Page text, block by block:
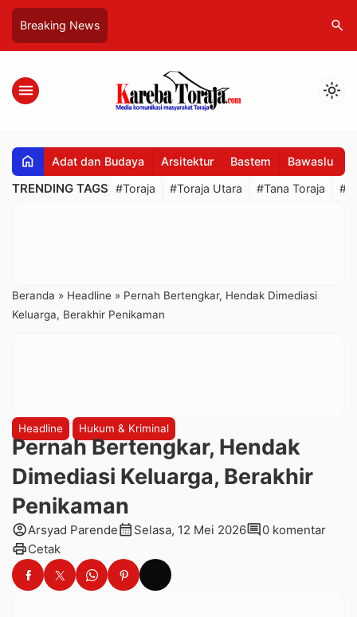
Breaking News search
menu light_mode
home Adat dan Budaya Arsitektur Bastem Bawaslu
TRENDING TAGS #Toraja #Toraja Utara #Tana Toraja
Beranda » Headline » Pernah Bertengkar, Hendak Dimediasi
Keluarga, Berakhir Penikaman
Headline Hukum & Kriminal
Pernah Bertengkar, Hendak
Dimediasi Keluarga, Berakhir
Penikaman
account_circleArsyad Parendecalendar_month Selasa, 12 Mei 2026comment0 komentar
printCetak